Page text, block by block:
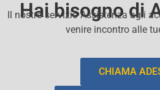
Hai bisogno di
Il nostro servizio Assistenza agli
venire incontro alle
CHIAMA